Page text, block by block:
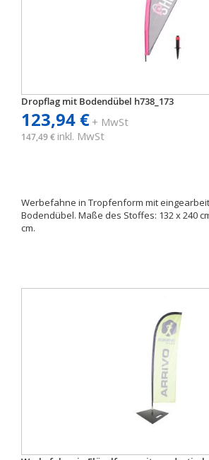
Dropflag mit Bodendübel h738_173
123,94 €+ MwSt
147,49 € inkl. MwSt
Werbefahne in Tropfenform mit
Bodendübel. Maße des Stoffes: 132 x 240
cm.